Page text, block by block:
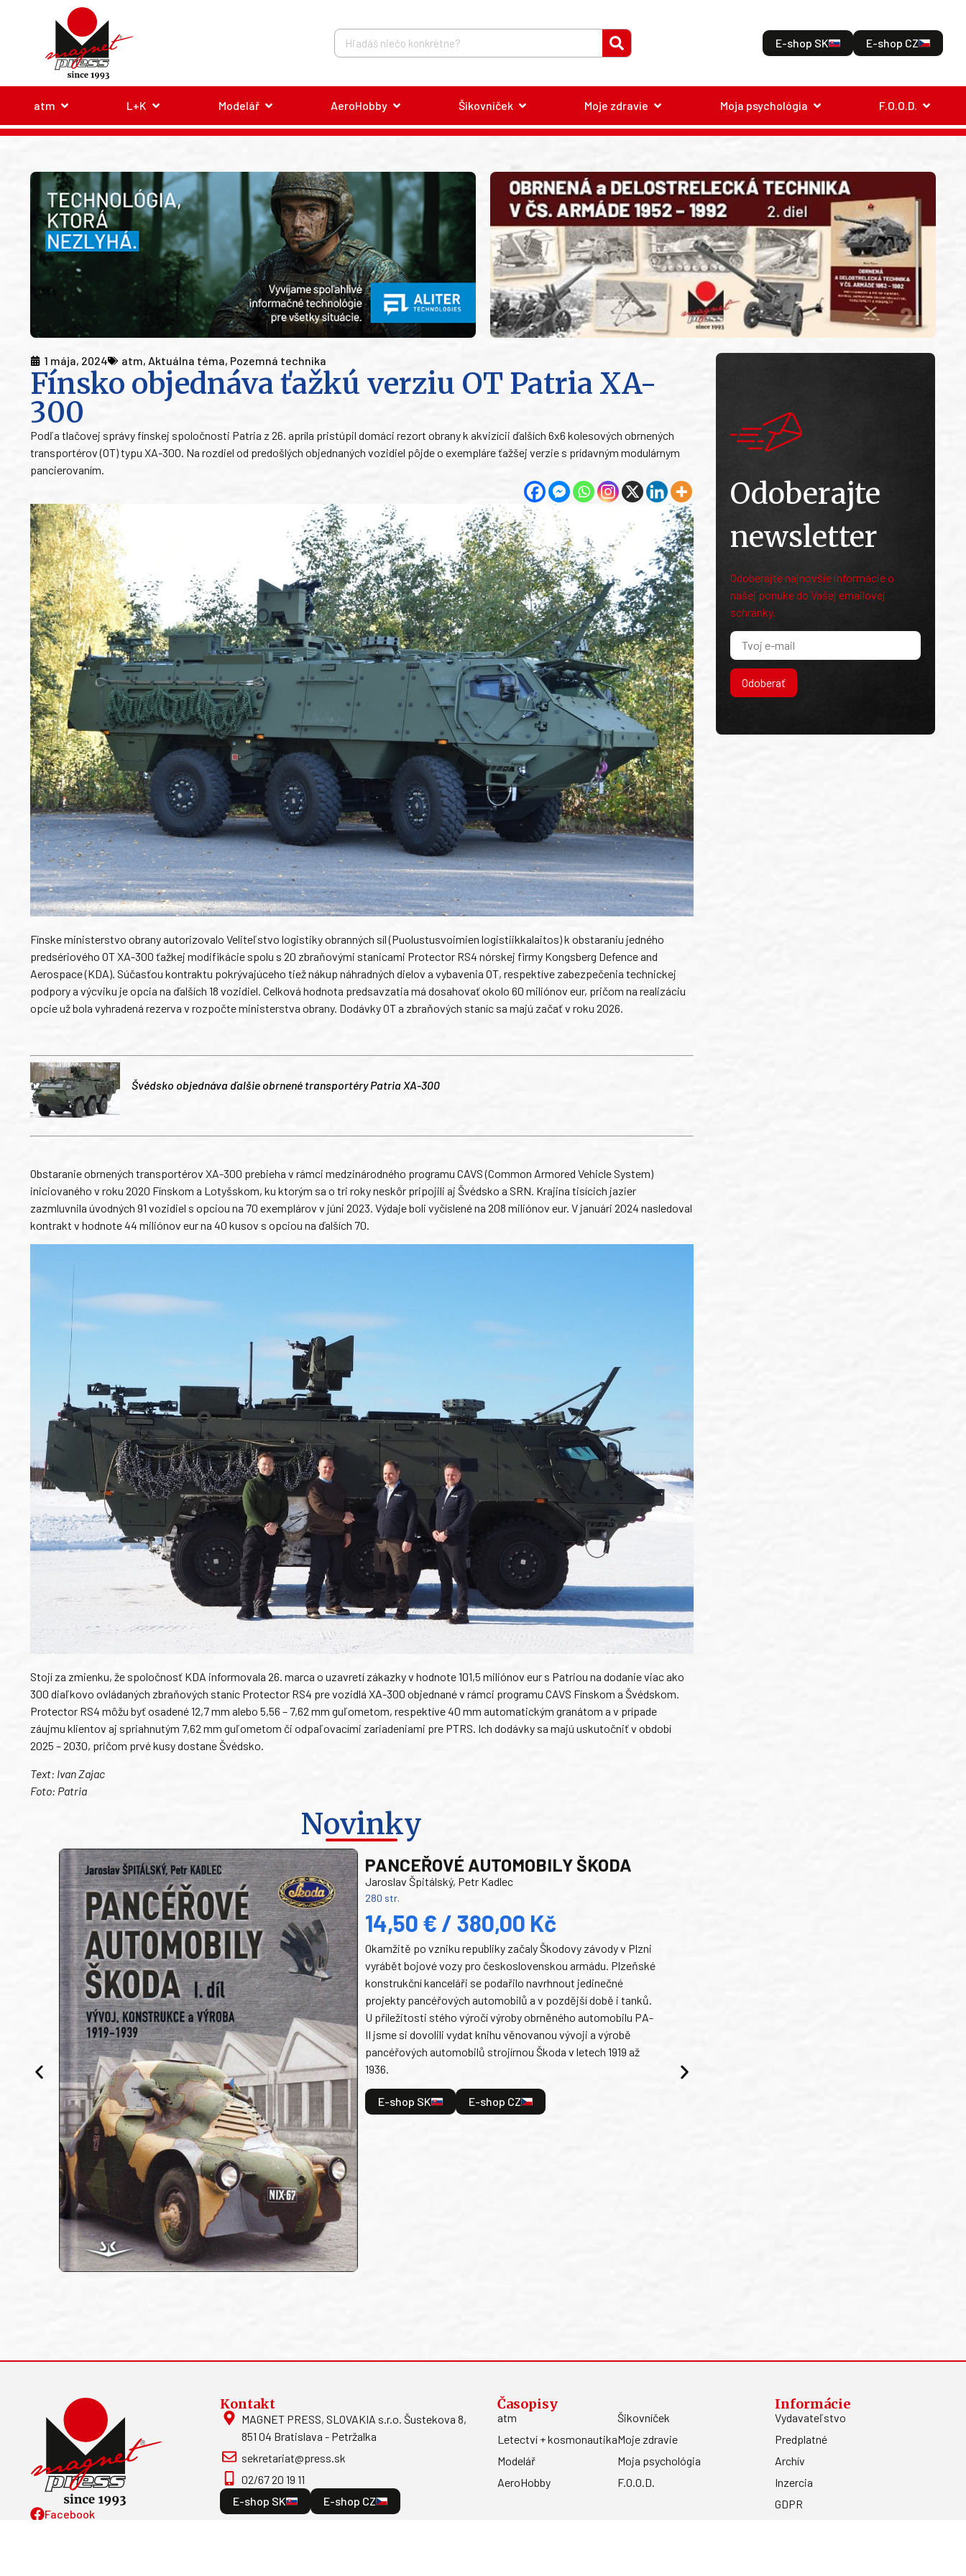
E-shop SK E-shop CZ
atm L+K Modelář AeroHobby Šikovníček Moje zdravie Moja psychológia F.O.O.D.
1 mája, 2024 atm, Aktuálna téma, Pozemná technika
Fínsko objednáva ťažkú verziu OT Patria XA-
300
Podľa tlačovej správy fínskej spoločnosti Patria z 26. apríla pristúpil domáci rezort obrany k akvizícii ďalších 6x6 kolesových obrnených
transportérov (OT) typu XA-300. Na rozdiel od predošlých objednaných vozidiel pôjde o exempláre ťažšej verzie s prídavným modulárnym
pancierovaním.
Fínske ministerstvo obrany autorizovalo Veliteľstvo logistiky obranných síl (Puolustusvoimien logistiikkalaitos) k obstaraniu jedného
predsériového OT XA-300 ťažkej modifikácie spolu s 20 zbraňovými stanicami Protector RS4 nórskej firmy Kongsberg Defence and
Aerospace (KDA). Súčasťou kontraktu pokrývajúceho tiež nákup náhradných dielov a vybavenia OT, respektíve zabezpečenia technickej
podpory a výcviku je opcia na ďalších 18 vozidiel. Celková hodnota predsavzatia má dosahovať okolo 60 miliónov eur, pričom na realizáciu
opcie už bola vyhradená rezerva v rozpočte ministerstva obrany. Dodávky OT a zbraňových staníc sa majú začať v roku 2026.
Švédsko objednáva ďalšie obrnené transportéry Patria XA-300
Obstaranie obrnených transportérov XA-300 prebieha v rámci medzinárodného programu CAVS (Common Armored Vehicle System)
iniciovaného v roku 2020 Fínskom a Lotyšskom, ku ktorým sa o tri roky neskôr pripojili aj Švédsko a SRN. Krajina tisícich jazier
zazmluvnila úvodných 91 vozidiel s opciou na 70 exemplárov v júni 2023. Výdaje boli vyčíslené na 208 miliónov eur. V januári 2024 nasledoval
kontrakt v hodnote 44 miliónov eur na 40 kusov s opciou na ďalších 70.
Stojí za zmienku, že spoločnosť KDA informovala 26. marca o uzavretí zákazky v hodnote 101,5 miliónov eur s Patriou na dodanie viac ako
300 diaľkovo ovládaných zbraňových staníc Protector RS4 pre vozidlá XA-300 objednané v rámci programu CAVS Fínskom a Švédskom.
Protector RS4 môžu byť osadené 12,7 mm alebo 5,56 – 7,62 mm guľometom, respektíve 40 mm automatickým granátom a v prípade
záujmu klientov aj spriahnutým 7,62 mm guľometom či odpaľovacími zariadeniami pre PTRS. Ich dodávky sa majú uskutočniť v období
2025 – 2030, pričom prvé kusy dostane Švédsko.
Text: Ivan Zajac
Foto: Patria
Novinky
PANCEŘOVÉ AUTOMOBILY ŠKODA
Jaroslav Špitálský, Petr Kadlec
280 str.
14,50 € / 380,00 Kč
Okamžitě po vzniku republiky začaly Škodovy závody v Plzni
vyrábět bojové vozy pro československou armádu. Plzeňské
konstrukční kanceláři se podařilo navrhnout jedinečné
projekty pancéřových automobilů a v pozdější době i tanků.
U příležitosti stého výročí výroby obrněného automobilu PA-
II jsme si dovolili vydat knihu věnovanou vývoji a výrobě
pancéřových automobilů strojírnou Škoda v letech 1919 až
1936.
E-shop SK E-shop CZ
Odoberajte
newsletter
Odoberajte najnovšie informácie o
našej ponuke do Vašej emailovej
schránky.
Odoberať
Facebook
Kontakt
MAGNET PRESS, SLOVAKIA s.r.o. Šustekova 8,
851 04 Bratislava - Petržalka
sekretariat@press.sk
02/67 20 19 11
E-shop SK
E-shop CZ
Časopisy
atm
Letectví + kosmonautika
Modelář
AeroHobby
Šikovníček
Moje zdravie
Moja psychológia
F.O.O.D.
Informácie
Vydavateľstvo
Predplatné
Archív
Inzercia
GDPR